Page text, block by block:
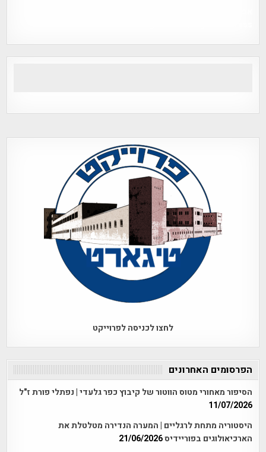
לחצו לכניסה לפרוייקט
הפרסומים האחרונים
הסיפור מאחורי מטוס הווטור של קיבוץ כפר גלעדי | נפתלי פורת ז"ל
11/07/2026
היסטוריה מתחת לרגליים | המערה הנדירה מטלטלת את
הארכיאולוגים בפוריידיס21/06/2026